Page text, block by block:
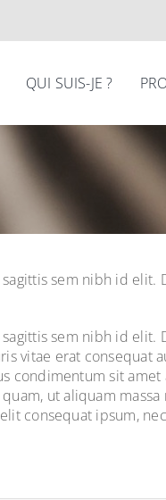
QUI SUIS-JE ?
sem nibh id elit.
sem nibh id elit.
vitae erat consequat
condimentum sit amet
ut aliquam massa
consequat ipsum,